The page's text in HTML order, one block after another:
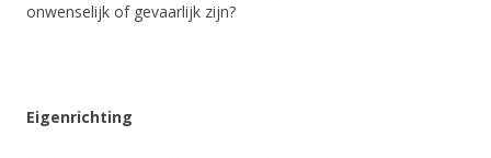
onwenselijk of gevaarlijk zijn?
Eigenrichting